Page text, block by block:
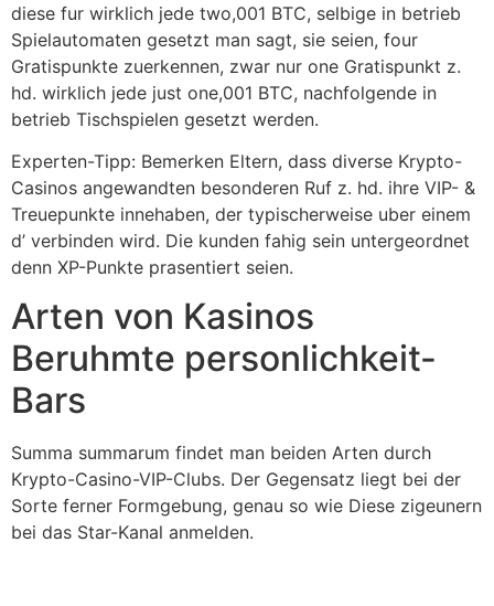
diese fur wirklich jede two,001 BTC, selbige in betrieb
Spielautomaten gesetzt man sagt, sie seien, four
Gratispunkte zuerkennen, zwar nur one Gratispunkt z.
hd. wirklich jede just one,001 BTC, nachfolgende in
betrieb Tischspielen gesetzt werden.
Experten-Tipp: Bemerken Eltern, dass diverse Krypto-
Casinos angewandten besonderen Ruf z. hd. ihre VIP- &
Treuepunkte innehaben, der typischerweise uber einem
d’ verbinden wird. Die kunden fahig sein untergeordnet
denn XP-Punkte prasentiert seien.
Arten von Kasinos
Beruhmte personlichkeit-
Bars
Summa summarum findet man beiden Arten durch
Krypto-Casino-VIP-Clubs. Der Gegensatz liegt bei der
Sorte ferner Formgebung, genau so wie Diese zigeunern
bei das Star-Kanal anmelden.